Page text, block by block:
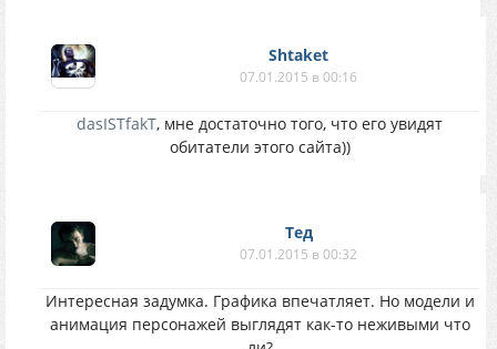
Shtaket
07.01.2015 в 00:16
dasISTfakT, мне достаточно того, что его увидят
обитатели этого сайта))
Тед
07.01.2015 в 00:32
Интересная задумка. Графика впечатляет. Но модели и
анимация персонажей выглядят как-то неживыми что